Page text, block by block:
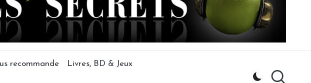
recommande Livres, BD & Jeux